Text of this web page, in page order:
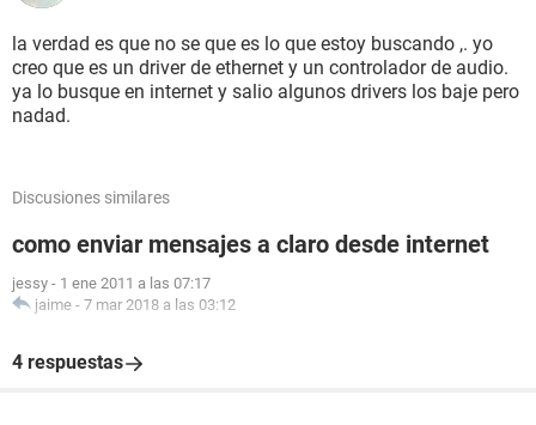
la verdad es que no se que es lo que estoy buscando ,. yo
creo que es un driver de ethernet y un controlador de audio.
ya lo busque en internet y salio algunos drivers los baje pero
nadad.
Discusiones similares
como enviar mensajes a claro desde internet
jessy - 1 ene 2011 a las 07:17
jaime - 7 mar 2018 a las 03:12
4 respuestas